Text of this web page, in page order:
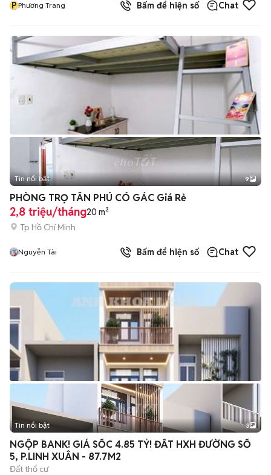
P Phương Trang Bấm để hiện số Chat
+2
Tin nổi bật 9
PHÒNG TRỌ TÂN PHÚ CÓ GÁC Giá Rẻ
2,8 triệu/tháng20 m²
Tp Hồ Chí Minh
Nguyễn Tài Bấm để hiện số Chat
Tin nổi bật 3
NGỘP BANK! GIÁ SỐC 4.85 TỶ! ĐẤT HXH ĐƯỜNG SỐ
5, P.LINH XUÂN - 87.7M2
Đất thổ cư